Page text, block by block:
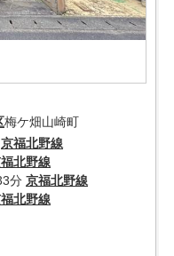
梅ケ畑山崎町
京福北野線
北野線
分 京福北野線
北野線